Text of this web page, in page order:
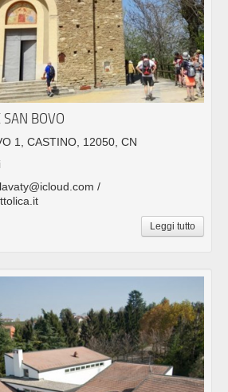
SAN BOVO
1, CASTINO, 12050, CN
/
Leggi tutto